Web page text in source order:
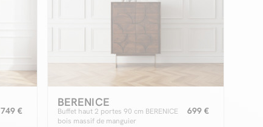
749 €
BERENICE
Buffet haut 2 portes 90 cm BERENICE
bois massif de manguier
699 €